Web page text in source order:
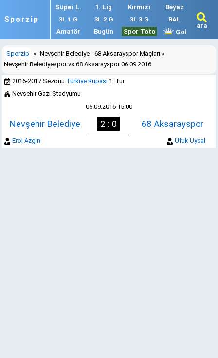
Sporzip
Süper L. 1. Lig Kırmızı
Beyaz
3L 1.G
3L 2.G 3L 3.G
BAL
Amatör
Bugün Spor Toto Gol
ara
Sporzip » Nevşehir Belediye - 68 Aksarayspor Maçları »
Nevşehir Belediyespor vs 68 Aksarayspor 06.09.2016
2016-2017 Sezonu Türkiye Kupası 1. Tur
Nevşehir Gazi Stadyumu
06.09.2016 15:00
Nevşehir Belediye 2 : 0 68 Aksarayspor
Erol Azgın Ufuk Uysal